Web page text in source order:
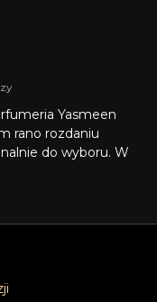
Yasmeen
rano rozdaniu
do wyboru. W